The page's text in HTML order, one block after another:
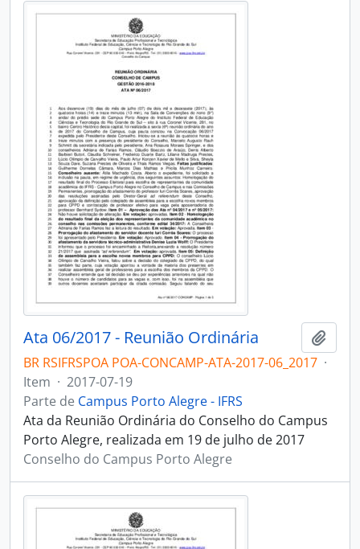
Ata 06/2017 - Reunião Ordinária
BR RSIFRSPOA POA-CONCAMP-ATA-2017-06_2017 ·
Item · 2017-07-19
Parte de Campus Porto Alegre - IFRS
Ata da Reunião Ordinária do Conselho do Campus
Porto Alegre, realizada em 19 de julho de 2017
Conselho do Campus Porto Alegre